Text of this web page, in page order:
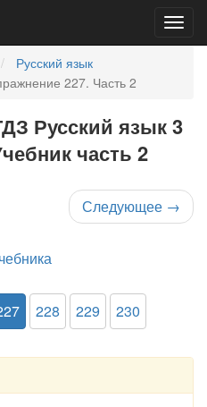
Русский язык
227. Часть 2
Русский язык 3
часть 2
Следующее →
228 229 230